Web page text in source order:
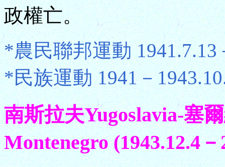
政權亡。
*農民聯邦運動 1941.7.13
*民族運動 1941－
南斯拉夫Yugoslavia-塞
Montenegro (1943.12.4－